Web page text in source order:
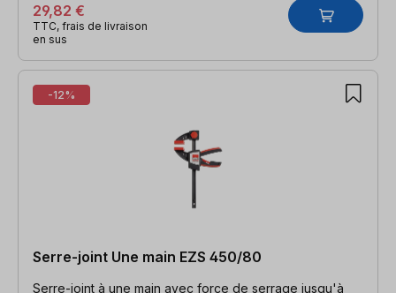
29,82 €
TTC, frais de livraison
en sus
-12%
Serre-joint Une main EZS 450/80
Serre-joint à une main avec force de serrage jusqu'à